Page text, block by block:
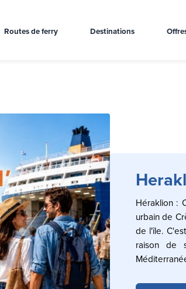
Routes de ferry Destinations
Héraklion :
urbain de
de l'île.
raison de